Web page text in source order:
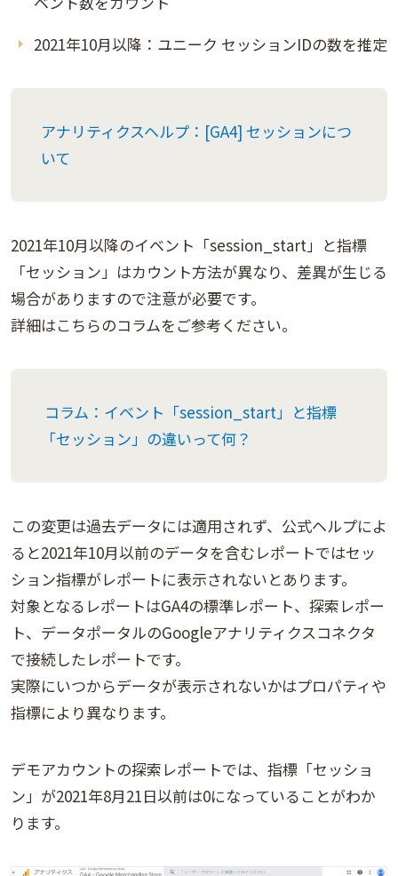
2021年10月以降：ユニーク セッションIDの数を推定
アナリティクスヘルプ：[GA4] セッションにつ
いて
2021年10月以降のイベント「session_start」と指標
「セッション」はカウント方法が異なり、差異が生じる
場合がありますので注意が必要です。
詳細はこちらのコラムをご参考ください。
コラム：イベント「session_start」と指標
「セッション」の違いって何？
この変更は過去データには適用されず、公式ヘルプによ
ると2021年10月以前のデータを含むレポートではセッ
ション指標がレポートに表示されないとあります。
対象となるレポートはGA4の標準レポート、探索レポー
ト、データポータルのGoogleアナリティクスコネクタ
で接続したレポートです。
実際にいつからデータが表示されないかはプロパティや
指標により異なります。
デモアカウントの探索レポートでは、指標「セッショ
ン」が2021年8月21日以前は0になっていることがわか
ります。